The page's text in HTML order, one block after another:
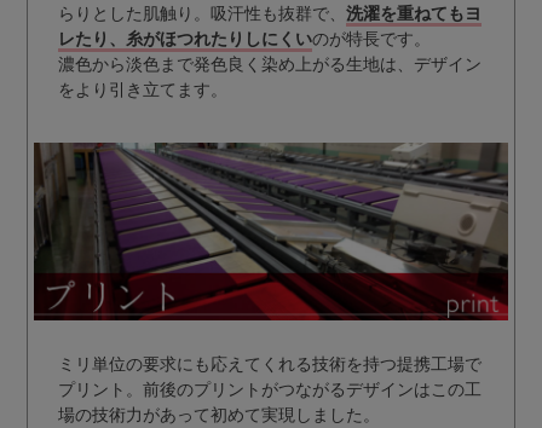
らりとした肌触り。吸汗性も抜群で、 洗濯を重ねてもヨ
レたり、糸がほつれたりしにくいのが特長です。
濃色から淡色まで発色良く染め上がる生地は、デザイン
をより引き立てます。
ミリ単位の要求にも応えてくれる技術を持つ提携工場で
プリント。前後のプリントがつながるデザインはこの工
場の技術力があって初めて実現しました。